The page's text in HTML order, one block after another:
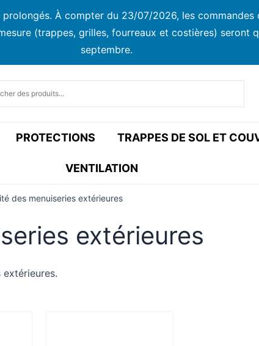
À compter du 23/07/2026, les
(trappes, grilles, fourreaux et costières) seront
septembre.
PROTECTIONS TRAPPES DE SOL ET
VENTILATION
des menuiseries extérieures
extérieures